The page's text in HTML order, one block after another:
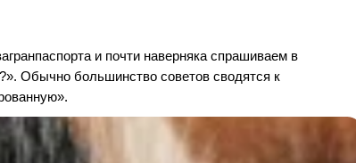
и почти наверняка спрашиваем в
Обычно большинство советов сводятся к